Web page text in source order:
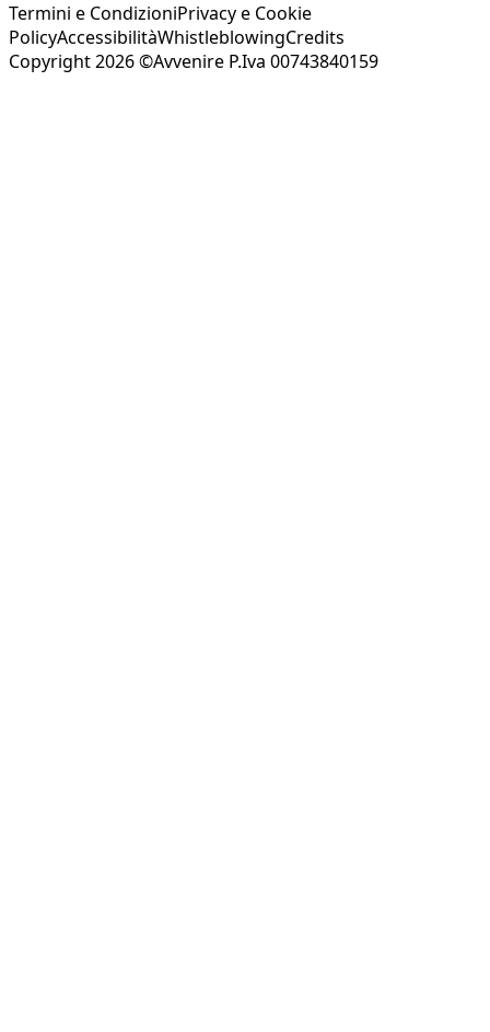
Termini e CondizioniPrivacy e Cookie
PolicyAccessibilitàWhistleblowingCredits
Copyright 2026 ©Avvenire P.Iva 00743840159